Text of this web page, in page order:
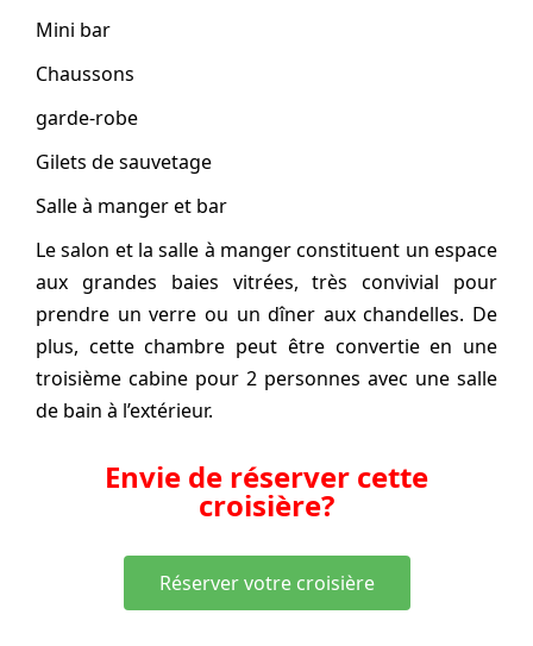
Mini bar
Chaussons
garde-robe
Gilets de sauvetage
Salle à manger et bar
Le salon et la salle à manger constituent un espace
aux grandes baies vitrées, très convivial pour
prendre un verre ou un dîner aux chandelles. De
plus, cette chambre peut être convertie en une
troisième cabine pour 2 personnes avec une salle
de bain à l’extérieur.
Envie de réserver cette
croisière?
Réserver votre croisière